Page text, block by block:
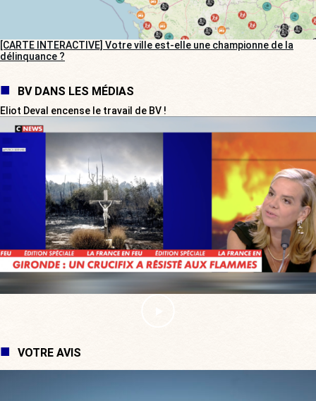
[CARTE INTERACTIVE] Votre ville est-elle une championne de la
délinquance ?
BV DANS LES MÉDIAS
Eliot Deval encense le travail de BV !
VOTRE AVIS